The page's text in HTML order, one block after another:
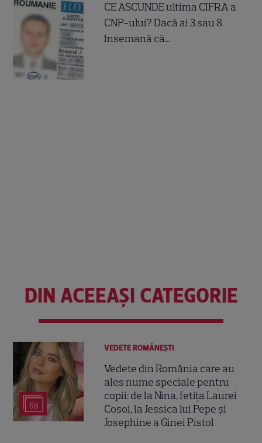
CE ASCUNDE ultima CIFRA a
CNP-ului? Dacă ai 3 sau 8
însemană că...
DIN ACEEAȘI CATEGORIE
68
VEDETE ROMÂNEŞTI
Vedete din România care au
ales nume speciale pentru
copii: de la Nina, fetița Laurei
Cosoi, la Jessica lui Pepe și
Josephine a Ginei Pistol